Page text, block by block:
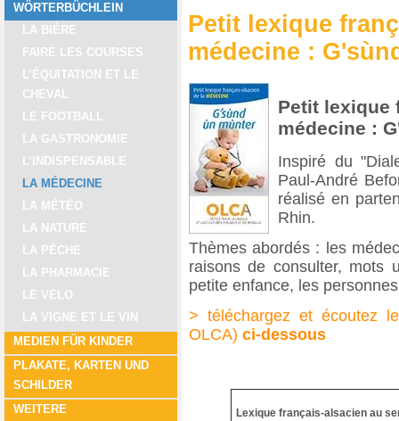
WÖRTERBÜCHLEIN
LA BIÈRE
FAIRE LES COURSES
L’ÉQUITATION ET LE
CHEVAL
LE FOOTBALL
LA GASTRONOMIE
L’INDISPENSABLE
LA MÉDECINE
LA MÉTÉO
LA NATURE
LA PÊCHE
LA PHARMACIE
LE VÉLO
LA VIGNE ET LE VIN
MEDIEN FÜR KINDER
PLAKATE, KARTEN UND
SCHILDER
WEITERE
Petit lexique
médecine :
Petit lexique
médecine :
Inspiré du
Paul-André
réalisé en
Rhin.
Thèmes abordés : les
raisons de consulter, mots
petite enfance, les
> téléchargez et écoutez
OLCA) ci-dessous
Lexique français-alsacien au